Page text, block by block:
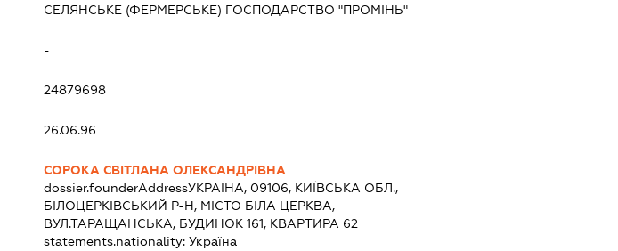
СЕЛЯНСЬКЕ (ФЕРМЕРСЬКЕ) ГОСПОДАРСТВО "ПРОМІНЬ"
-
24879698
26.06.96
СОРОКА СВІТЛАНА ОЛЕКСАНДРІВНА
dossier.founderAddressУКРАЇНА, 09106, КИЇВСЬКА ОБЛ.,
БІЛОЦЕРКІВСЬКИЙ Р-Н, МІСТО БІЛА ЦЕРКВА,
ВУЛ.ТАРАЩАНСЬКА, БУДИНОК 161, КВАРТИРА 62
statements.nationality: Україна